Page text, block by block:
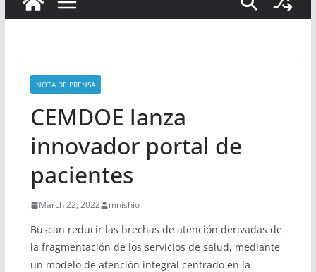
NOTA DE PRENSA
CEMDOE lanza
innovador portal de
pacientes
March 22, 2022 mnishio
Buscan reducir las brechas de atención derivadas de
la fragmentación de los servicios de salud, mediante
un modelo de atención integral centrado en la